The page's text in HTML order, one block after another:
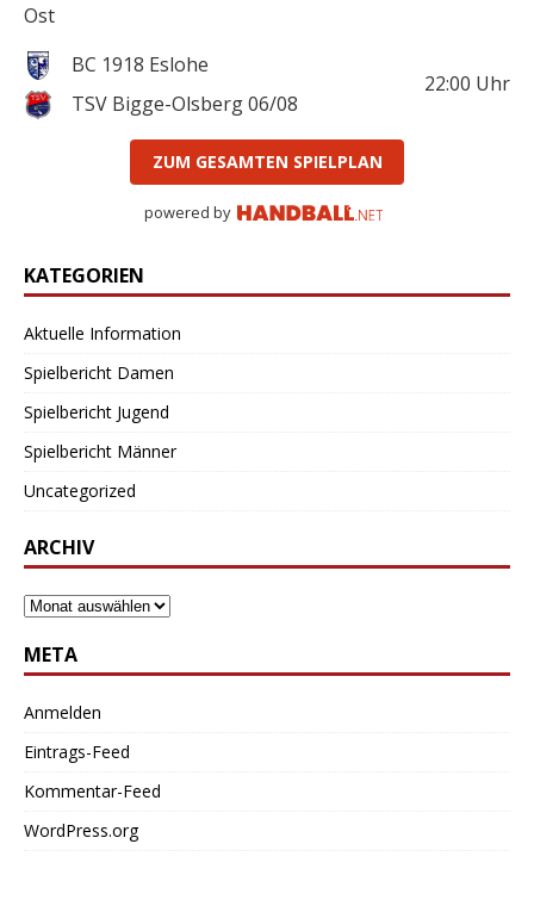
Ost
BC 1918 Eslohe
TSV Bigge-Olsberg 06/08
22:00 Uhr
ZUM GESAMTEN SPIELPLAN
powered by
KATEGORIEN
Aktuelle Information
Spielbericht Damen
Spielbericht Jugend
Spielbericht Männer
Uncategorized
ARCHIV
META
Anmelden
Eintrags-Feed
Kommentar-Feed
WordPress.org